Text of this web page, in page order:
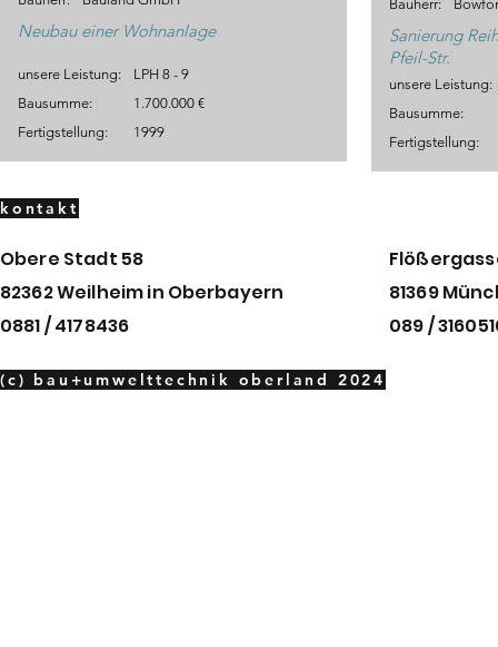
Neubau einer Wohnanlage
unsere Leistung:
Bausumme:
Fertigstellung:
LPH 8 - 9
1.700.000 €
1999
Bauherr:
Sanierung
Pfeil-Str.
unsere Leistung:
Bausumme:
Fertigstellung:
kontakt
Obere Stadt 58
82362 Weilheim in Oberbayern
0881 / 4178436
81369
089 /
(c) bau+umwelttechnik oberland 2024